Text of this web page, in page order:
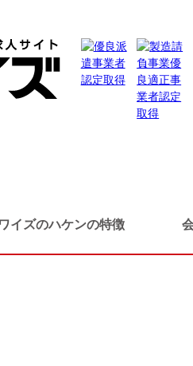
ワイズのハケンの特徴
オペレーター（時短勤務・軽作業中心）